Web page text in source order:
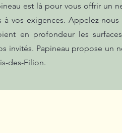
est là pour vous offrir un
vos exigences. Appelez-
en profondeur les
invités. Papineau propose un
des-Filion.